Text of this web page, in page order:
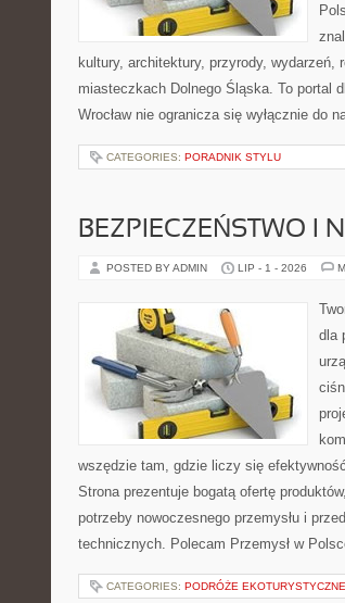
kultury, architektury, przyrody,
miasteczkach Dolnego Śląska. To portal
Wrocław nie ogranicza się wyłącznie do
CATEGORIES: PORADNIK STYLU
BEZPIECZEŃSTWO I
POSTED BY ADMIN LIP - 1 - 2026
dla
wszędzie tam, gdzie liczy się
Strona prezentuje bogatą ofertę
potrzeby nowoczesnego przemysłu i
technicznych. Polecam Przemysł w
CATEGORIES: PODRÓŻE EKOTURYSTYCZNE